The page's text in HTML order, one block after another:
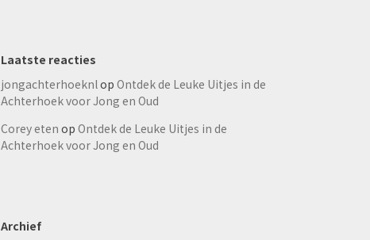
Laatste reacties
jongachterhoeknlop Ontdek de Leuke Uitjes in de
Achterhoek voor Jong en Oud
Corey eten op Ontdek de Leuke Uitjes in de
Achterhoek voor Jong en Oud
Archief